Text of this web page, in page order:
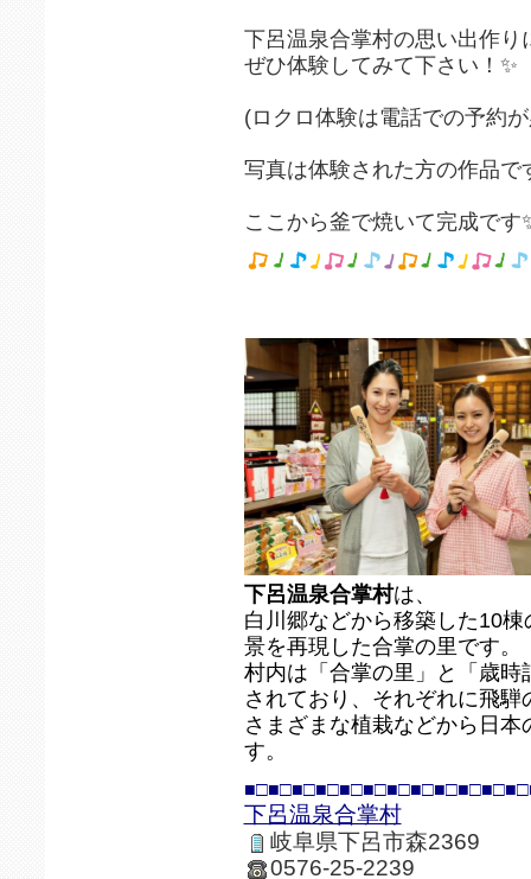
下呂温泉合掌村の思い出作り
ぜひ体験してみて下さい！✨
(ロクロ体験は電話での予約
写真は体験された方の作品で
ここから釜で焼いて完成です
下呂温泉合掌村は、
白川郷などから移築した10
景を再現した合掌の里です。
村内は「合掌の里」と「歳
されており、それぞれに飛
さまざまな植栽などから日
す。
下呂温泉合掌村
岐阜県下呂市森2369
0576-25-2239